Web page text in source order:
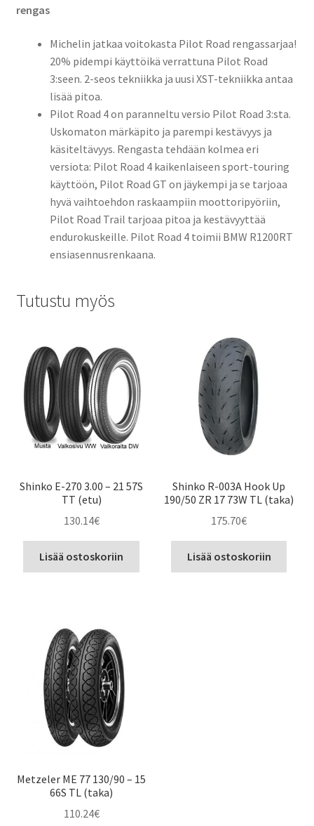
rengas
Michelin jatkaa voitokasta Pilot Road rengassarjaa!
20% pidempi käyttöikä verrattuna Pilot Road
3:seen. 2-seos tekniikka ja uusi XST-tekniikka antaa
lisää pitoa.
Pilot Road 4 on paranneltu versio Pilot Road 3:sta.
Uskomaton märkäpito ja parempi kestävyys ja
käsiteltävyys. Rengasta tehdään kolmea eri
versiota: Pilot Road 4 kaikenlaiseen sport-touring
käyttöön, Pilot Road GT on jäykempi ja se tarjoaa
hyvä vaihtoehdon raskaampiin moottoripyöriin,
Pilot Road Trail tarjoaa pitoa ja kestävyyttää
endurokuskeille. Pilot Road 4 toimii BMW R1200RT
ensiasennusrenkaana.
Tutustu myös
Shinko E-270 3.00 – 21 57S
TT (etu)
130.14€
Lisää ostoskoriin
Shinko R-003A Hook Up
190/50 ZR 17 73W TL (taka)
175.70€
Lisää ostoskoriin
Metzeler ME 77 130/90 – 15
66S TL (taka)
110.24€